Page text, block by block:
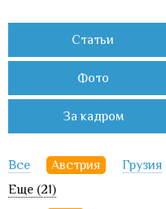
Статьи
Фото
За кадром
Все Австрия Грузия
Еще (21)